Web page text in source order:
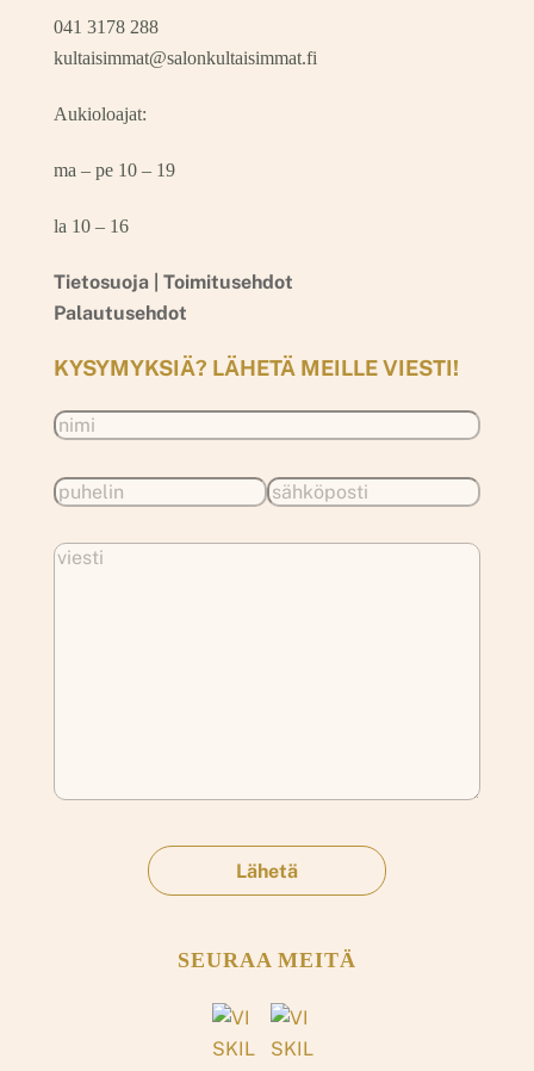
041 3178 288
kultaisimmat@salonkultaisimmat.fi
Aukioloajat:
ma – pe 10 – 19
la 10 – 16
Tietosuoja | Toimitusehdot
Palautusehdot
KYSYMYKSIÄ? LÄHETÄ MEILLE VIESTI!
SEURAA MEITÄ